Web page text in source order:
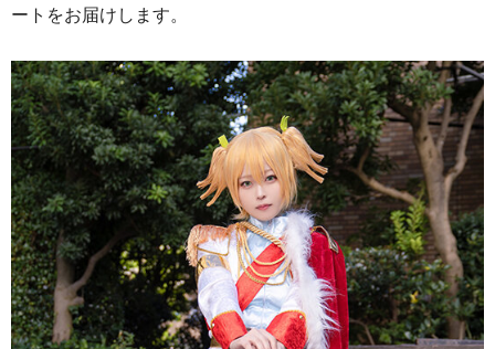
ートをお届けします。